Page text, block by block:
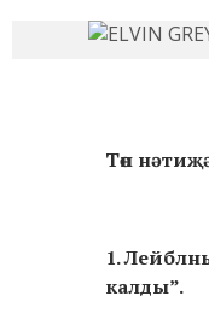
Төп
1.
калды”.